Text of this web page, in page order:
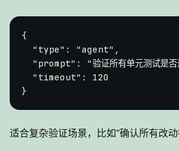
{
"type" : "agent" ,
"prompt" :
"验证所有单元测试是
"timeout" :
120
}
适合复杂验证场景，比如“确认所有改动